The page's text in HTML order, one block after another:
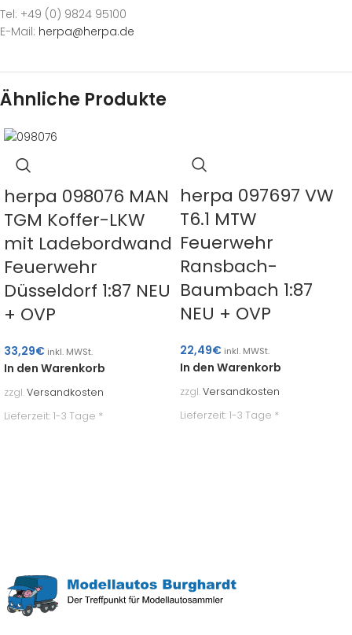
Tel: +49 (0) 9824 95100
E-Mail: herpa@herpa.de
Ähnliche Produkte
herpa 098076 MAN
TGM Koffer-LKW
mit Ladebordwand
Feuerwehr
Düsseldorf 1:87 NEU
+ OVP
33,29€ inkl. MWSt.
In den Warenkorb
zzgl.Versandkosten
Lieferzeit: 1-3 Tage *
herpa 097697 VW
T6.1 MTW
Feuerwehr
Ransbach-
Baumbach 1:87
NEU + OVP
22,49€ inkl. MWSt.
In den Warenkorb
zzgl.Versandkosten
Lieferzeit: 1-3 Tage *